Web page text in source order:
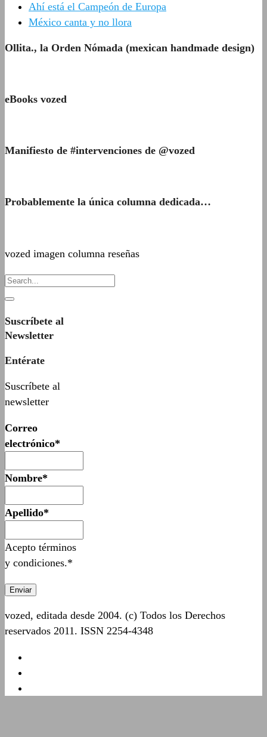
Ahí está el Campeón de Europa
México canta y no llora
Ollita., la Orden Nómada (mexican handmade design)
eBooks vozed
Manifiesto de #intervenciones de @vozed
Probablemente la única columna dedicada…
vozed imagen columna reseñas
Suscríbete al
Newsletter
Entérate
Suscríbete al
newsletter
Correo
electrónico*
Nombre*
Apellido*
Acepto términos
y condiciones.*
vozed, editada desde 2004. (c) Todos los Derechos
reservados 2011. ISSN 2254-4348